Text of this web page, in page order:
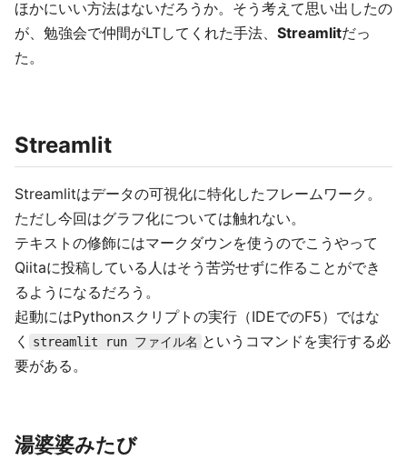
ほかにいい方法はないだろうか。そう考えて思い出したの
が、勉強会で仲間がLTしてくれた手法、 Streamlitだっ
た。
Streamlit
Streamlitはデータの可視化に特化したフレームワーク。
ただし今回はグラフ化については触れない。
テキストの修飾にはマークダウンを使うのでこうやって
Qiitaに投稿している人はそう苦労せずに作ることができ
るようになるだろう。
起動にはPythonスクリプトの実行（IDEでのF5）ではな
く
streamlit run ファイル名 というコマンドを実行する必
要がある。
湯婆婆みたび